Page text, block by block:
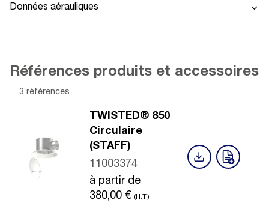
Données aérauliques
Références produits et accessoires
3 références
TWISTED® 850
Circulaire
(STAFF)
11003374
à partir de
380,00 € (H.T.)